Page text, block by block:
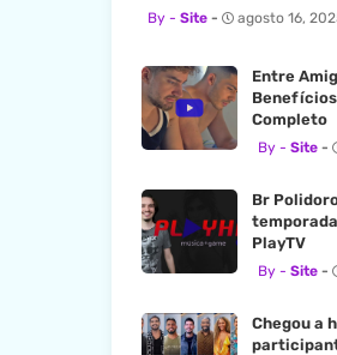
Site agosto 16,
Entre
Completo
Site
Br
temporada
PlayTV
Site
Chegou a